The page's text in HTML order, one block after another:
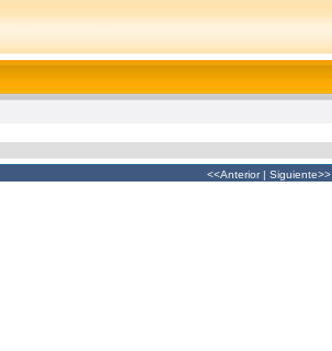
<<Anterior| Siguiente>>